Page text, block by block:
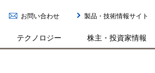
お問い合わせ 製品・技術情報サイト
テクノロジー 株主・投資家情報